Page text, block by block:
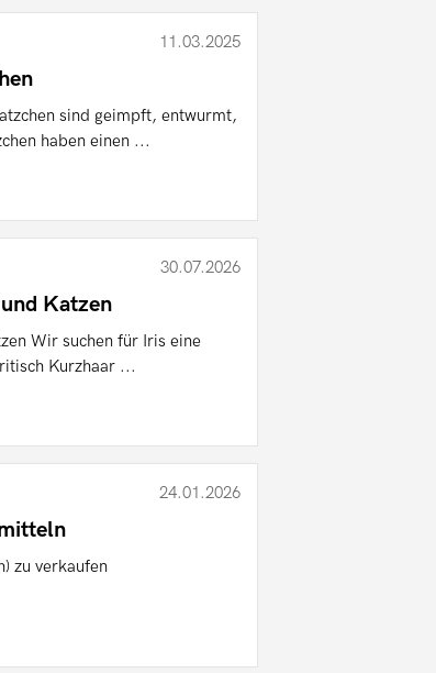
11.03.2025
sind geimpft, entwurmt,
haben einen ...
30.07.2026
Katzen
Wir suchen für Iris eine
Kurzhaar ...
24.01.2026
zu verkaufen